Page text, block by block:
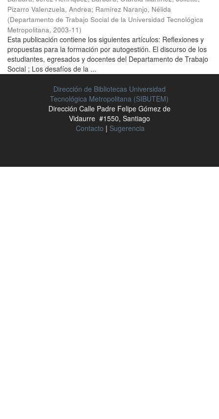
Pizarro Valenzuela, Andrea; Ramírez Naranjo, Nélida
(Departamento de Trabajo Social de la Universidad Tecnológica
Metropolitana, 2003-11)
Esta publicación contiene los siguientes artículos: Reflexiones y
propuestas para la formación por autogestión. El discurso de los
estudiantes, egresados y docentes del Departamento de Trabajo
Social ; Los desafíos de la ...
Dirección de Bibliotecas Universidad
Tecnológica Metropolitana (SIBUTEM)
Dirección Calle Padre Felipe Gómez de
Vidaurre #1550, Santiago
Contacto | Sugerencia